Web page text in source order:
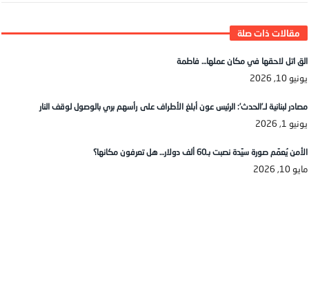
الق اتل لاحقها في مكان عملها… فاطمة
يونيو 10, 2026
مصادر لبنانية لـ’الحدث’: الرئيس عون أبلغ الأطراف على رأسهم بري بالوصول لوقف النار
يونيو 1, 2026
الأمن يُعمّم صورة سيّدة نصبت بـ60 ألف دولار… هل تعرفون مكانها؟
مايو 10, 2026